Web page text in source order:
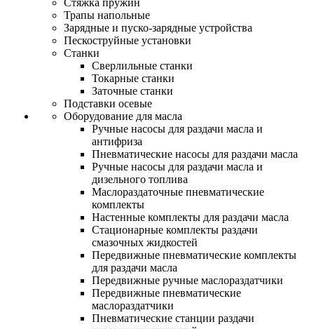
Стяжка пружин
Трапы напольные
Зарядные и пуско-зарядные устройства
Пескоструйные установки
Станки
Сверлильные станки
Токарные станки
Заточные станки
Подставки осевые
Оборудование для масла
Ручные насосы для раздачи масла и
антифриза
Пневматические насосы для раздачи масла
Ручные насосы для раздачи масла и
дизельного топлива
Маслораздаточные пневматические
комплекты
Настенные комплекты для раздачи масла
Стационарные комплекты раздачи
смазочных жидкостей
Передвижные пневматические комплекты
для раздачи масла
Передвижные ручные маслораздатчики
Передвижные пневматические
маслораздатчики
Пневматические станции раздачи